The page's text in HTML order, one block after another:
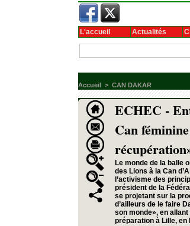
L'accueil Actualités
Accueil > CAN DAKAR
ECHEC -
Can
Le monde de la balle
des Lions à la Can
l’activisme des
président de la
se projetant sur la
d’ailleurs de le faire
son monde», en
préparation à Lille, en